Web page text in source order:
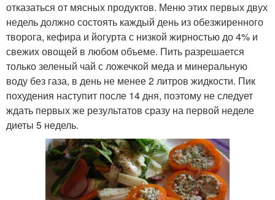
отказаться от мясных продуктов. Меню этих первых двух
недель должно состоять каждый день из обезжиренного
творога, кефира и йогурта с низкой жирностью до 4% и
свежих овощей в любом объеме. Пить разрешается
только зеленый чай с ложечкой меда и минеральную
воду без газа, в день не менее 2 литров жидкости. Пик
похудения наступит после 14 дня, поэтому не следует
ждать первых же результатов сразу на первой неделе
диеты 5 недель.